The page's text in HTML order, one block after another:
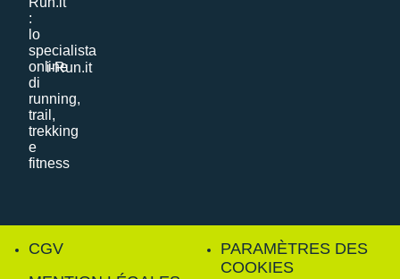
i-Run.it
CGV
PARAMÈTRES DES
COOKIES